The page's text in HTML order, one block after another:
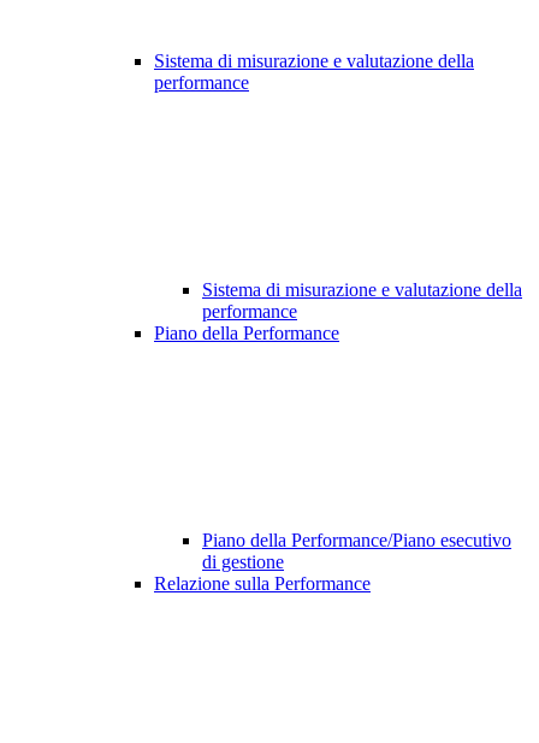
Sistema di misurazione e valutazione della
performance
Sistema di misurazione e valutazione della
performance
Piano della Performance
Piano della Performance/Piano esecutivo
di gestione
Relazione sulla Performance